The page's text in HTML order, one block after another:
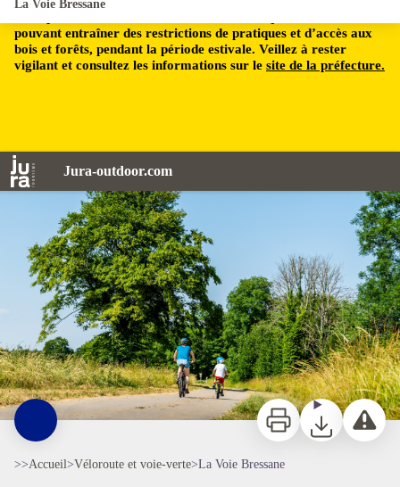
pouvant entraîner des restrictions de pratiques et d’accès aux
bois et forêts, pendant la période estivale. Veillez à rester
vigilant et consultez les informations sur le site de la préfecture.
Jura-outdoor.com
La Voie Bressane
ImprimerTéléchargerSignaler
>>Accueil>Véloroute et voie-verte>La Voie Bressane